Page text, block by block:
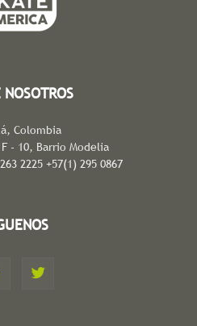
NOSOTROS
Colombia
- 10, Barrio Modelia
2225 +57(1) 295 0867